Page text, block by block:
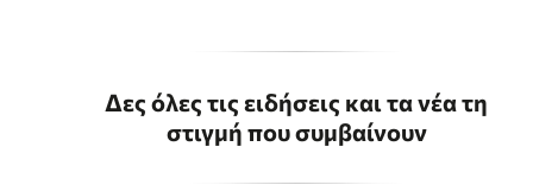
Δες όλες τις ειδήσεις και τα νέα τη
στιγμή που συμβαίνουν